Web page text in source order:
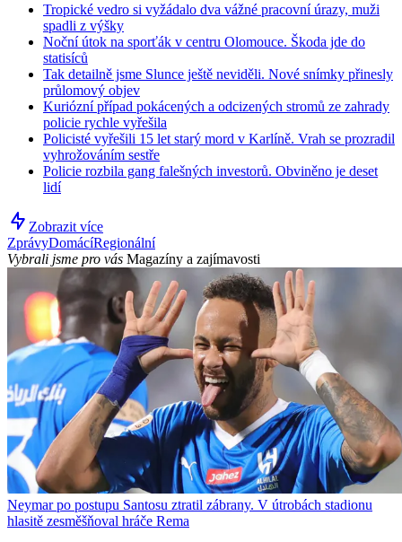
Tropické vedro si vyžádalo dva vážné pracovní úrazy, muži
spadli z výšky
Noční útok na sporťák v centru Olomouce. Škoda jde do
statisíců
Tak detailně jsme Slunce ještě neviděli. Nové snímky přinesly
průlomový objev
Kuriózní případ pokácených a odcizených stromů ze zahrady
policie rychle vyřešila
Policisté vyřešili 15 let starý mord v Karlíně. Vrah se prozradil
vyhrožováním sestře
Policie rozbila gang falešných investorů. Obviněno je deset
lidí
Zobrazit více
ZprávyDomácíRegionální
Vybrali jsme pro vás Magazíny a zajímavosti
Neymar po postupu Santosu ztratil zábrany. V útrobách stadionu
hlasitě zesměšňoval hráče Rema